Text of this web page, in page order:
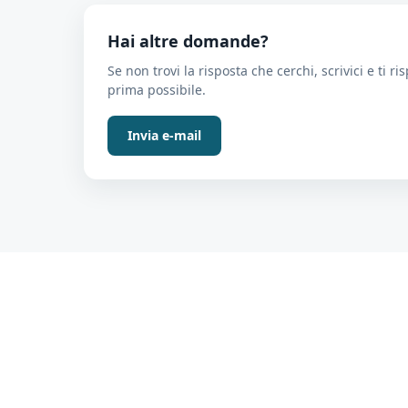
Hai altre domande?
Se non trovi la risposta che cerchi, scrivici e ti
prima possibile.
Invia e-mail